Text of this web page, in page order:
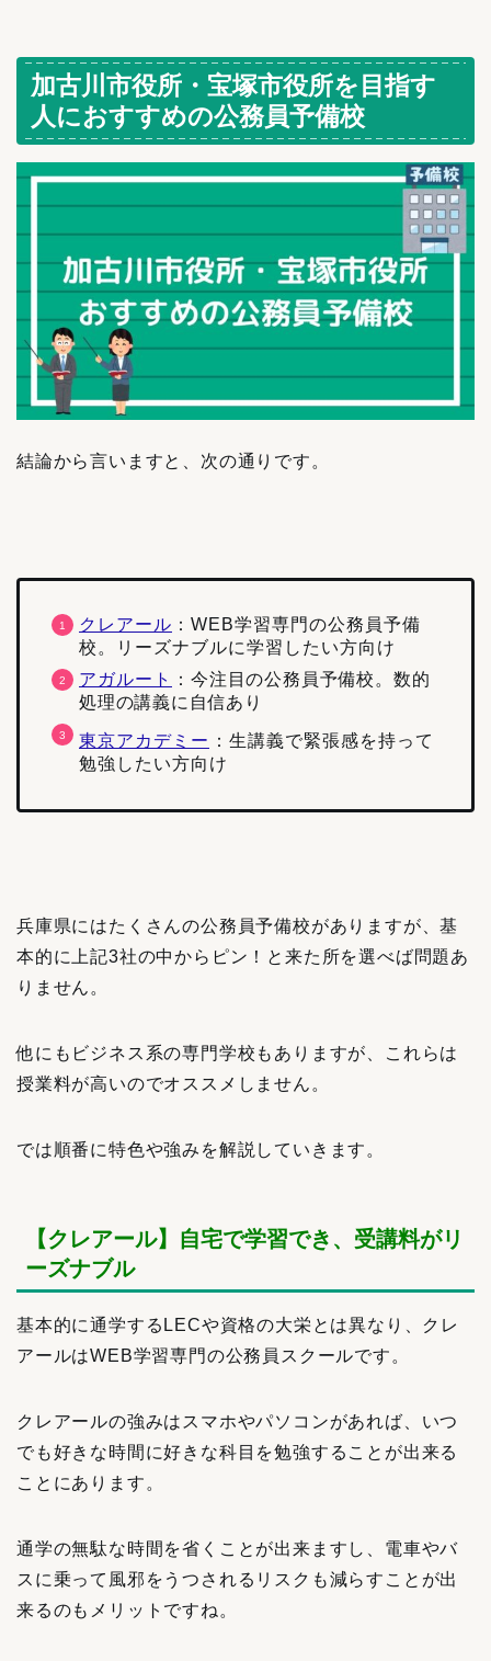
加古川市役所・宝塚市役所を目指す
人におすすめの公務員予備校
結論から言いますと、次の通りです。
クレアール ：WEB学習専門の公務員予備
校。リーズナブルに学習したい方向け
アガルート
： 今注目の公務員予備校。数的
処理の講義に自信あり
東京アカデミー ：生講義で緊張感を持って
勉強したい方向け
兵庫県にはたくさんの公務員予備校がありますが、基
本的に上記3社の中からピン！と来た所を選べば問題あ
りません。
他にもビジネス系の専門学校もありますが、これらは
授業料が高いのでオススメしません。
では順番に特色や強みを解説していきます。
【クレアール】自宅で学習でき、受講料がリ
ーズナブル
基本的に通学するLECや資格の大栄とは異なり、クレ
アールはWEB学習専門の公務員スクールです。
クレアールの強みはスマホやパソコンがあれば、いつ
でも好きな時間に好きな科目を勉強することが出来る
ことにあります。
通学の無駄な時間を省くことが出来ますし、電車やバ
スに乗って風邪をうつされるリスクも減らすことが出
来るのもメリットですね。